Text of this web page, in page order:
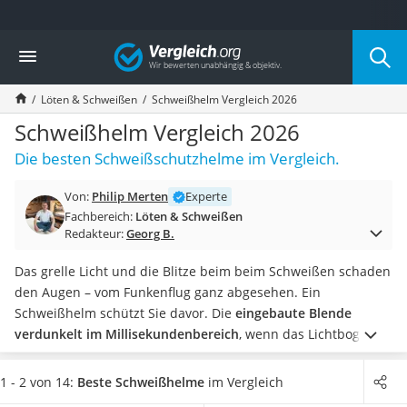
Die beliebtesten Vergleiche nach Kategorie
Baumarkt
Tresor feuerfest
Makita-Akku-Rasenmäher
Kappsäge
Smartes Türschloss
Akku-Rasentrimmer
Split-Klimaanlage 2 Innengeräte
Pelletofen
Tiefbrunnenpumpe
Fliesenschneider
Hochdruckreiniger
Doppelschleifer
Überwachungskamera
Benzinrasenmäher mit Elektrostart
Vergleich
Löten & Schweißen Schweißhelm Vergleich 2026
Schweißhelm Vergleich 2026
Die besten Schweißschutzhelme im Vergleich.
Von: Philip Merten
Experte
Fachbereich: Löten & Schweißen
Redakteur:Georg B.
Das grelle Licht und die Blitze beim beim Schweißen schaden
den Augen – vom Funkenflug ganz abgesehen. Ein
Schweißhelm schützt Sie davor. Die eingebaute Blende
verdunkelt im Millisekundenbereich, wenn das Lichtbogen
aufleuchtet. Dafür benötigt der Helm nur seine Solarzelle, in
manchen Fällen werden aber auch Batterien eingesetzt.
1 - 2 von 14: Beste Schweißhelme im Vergleich